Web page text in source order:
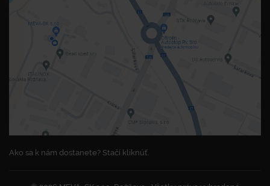
Ako sa k nám dostanete? Stačí kliknúť.